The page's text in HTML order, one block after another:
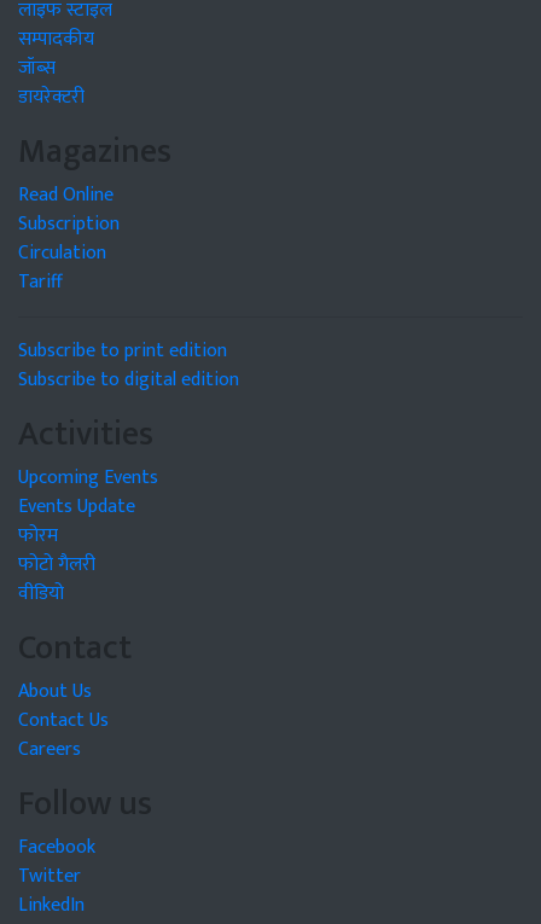
लाइफ स्टाइल
सम्पादकीय
जॉब्स
डायरेक्टरी
Magazines
Read Online
Subscription
Circulation
Tariff
Subscribe to print edition
Subscribe to digital edition
Activities
Upcoming Events
Events Update
फोरम
फोटो गैलरी
वीडियो
Contact
About Us
Contact Us
Careers
Follow us
Facebook
Twitter
LinkedIn